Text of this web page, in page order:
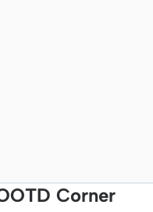
Corner